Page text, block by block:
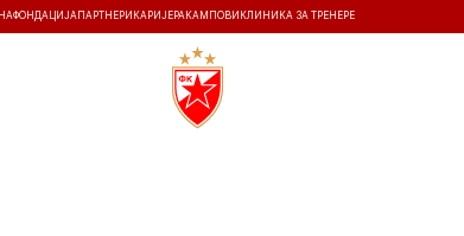
ФОНДАЦИЈА ПАРТНЕРИ КАРИЈЕРА КАМПОВИ КЛИНИКА ЗА ТРЕНЕРЕ